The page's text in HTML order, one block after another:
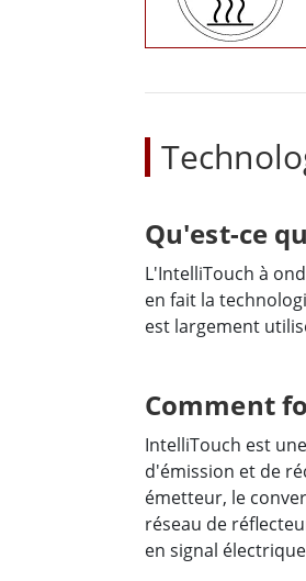
Qu'est-ce
L'IntelliTouch à
en fait la
est largement
Comment
IntelliTouch est
d'émission et de
émetteur, le
réseau de
en signal